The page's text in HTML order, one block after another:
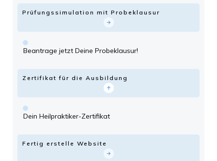
Prüfungssimulation mit Probeklausur
Beantrage jetzt Deine Probeklausur!
Zertifikat für die Ausbildung
Dein Heilpraktiker-Zertifikat
Fertig erstelle Website